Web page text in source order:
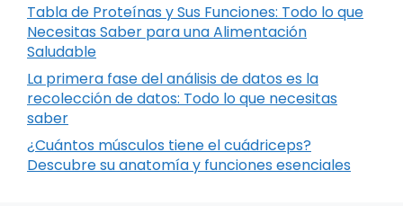
Tabla de Proteínas y Sus Funciones: Todo lo que
Necesitas Saber para una Alimentación
Saludable
La primera fase del análisis de datos es la
recolección de datos: Todo lo que necesitas
saber
¿Cuántos músculos tiene el cuádriceps?
Descubre su anatomía y funciones esenciales